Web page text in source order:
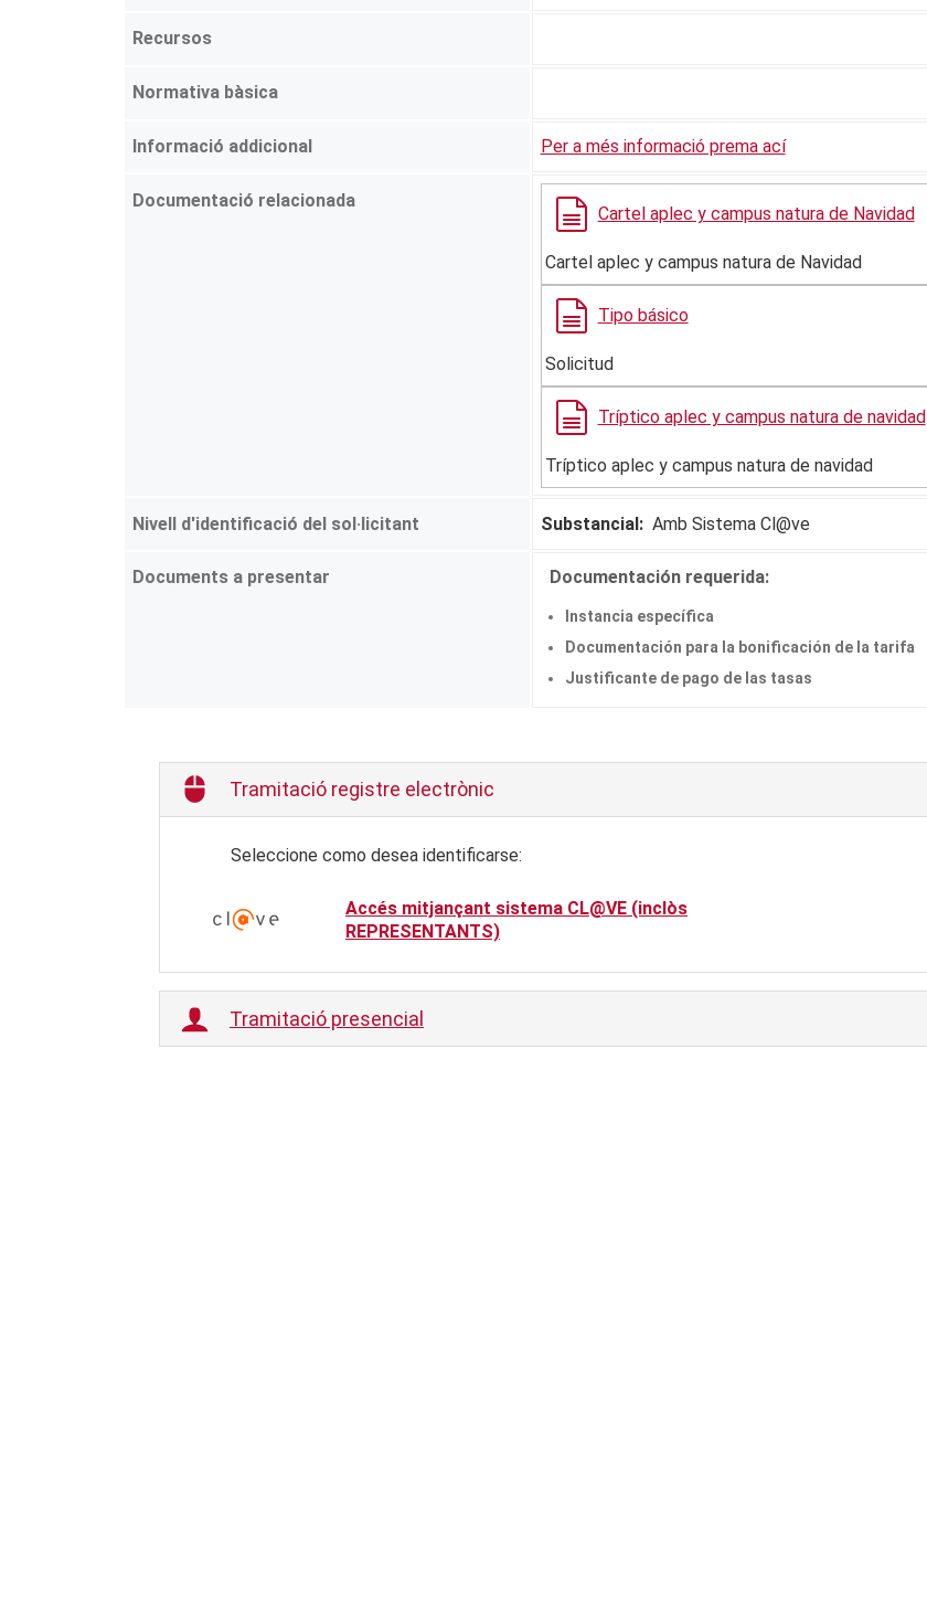
Recursos
Normativa bàsica
Informació addicional Per a més informació prema ací
Documentació relacionada
Cartel aplec y campus natura de Navidad
Cartel aplec y campus natura de Navidad
Tipo básico
Solicitud
Tríptico aplec y campus natura de navidad
Tríptico aplec y campus natura de navidad
Nivell d'identificació del sol·licitant Substancial: Amb Sistema Cl@ve
Documents a presentar Documentación requerida:
Instancia específica
Documentación para la bonificación de la tarifa
Justificante de pago de las tasas
Tramitació registre electrònic
Seleccione como desea identificarse:
Accés mitjançant sistema CL@VE (inclòs
REPRESENTANTS)
Tramitació presencial